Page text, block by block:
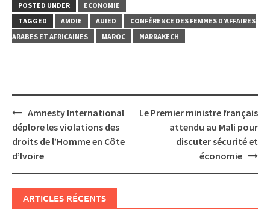
POSTED UNDER
ECONOMIE
TAGGED
AMDIE AUIED
CONFÉRENCE DES FEMMES D’AFFAIRES
ARABES ET AFRICAINES
MAROC MARRAKECH
Post
navigation
Amnesty International
déplore les violations des
droits de l’Homme en Côte
d’Ivoire
Le Premier ministre français
attendu au Mali pour
discuter sécurité et
économie
ARTICLES RÉCENTS